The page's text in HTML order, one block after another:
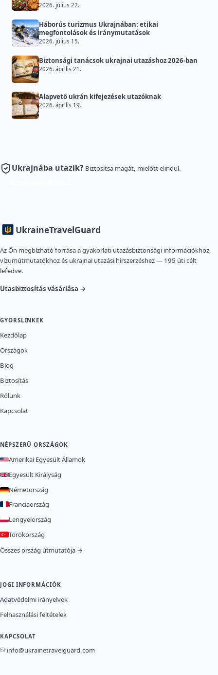
2026. július 22.
Háborús turizmus Ukrajnában: etikai
megfontolások és iránymutatások
2026. július 15.
Biztonsági tanácsok ukrajnai utazáshoz 2026-ban
2026. április 21.
Alapvető ukrán kifejezések utazóknak
2026. április 19.
Ukrajnába utazik? Biztosítsa magát, mielőtt elindul.
UkraineTravelGuard
Az Ön megbízható forrása a gyakorlati utazásbiztonsági információkhoz,
vízumútmutatókhoz és ukrajnai utazási hírszerzéshez — 195 úti célt
lefedve.
Utasbiztosítás vásárlása →
GYORSLINKEK
Kezdőlap
Országok
Blog
Biztosítás
Rólunk
Kapcsolat
NÉPSZERŰ ORSZÁGOK
Amerikai Egyesült Államok
Egyesült Királyság
Németország
Franciaország
Lengyelország
Törökország
Összes ország útmutatója →
JOGI INFORMÁCIÓK
Adatvédelmi irányelvek
Felhasználási feltételek
KAPCSOLAT
info@ukrainetravelguard.com